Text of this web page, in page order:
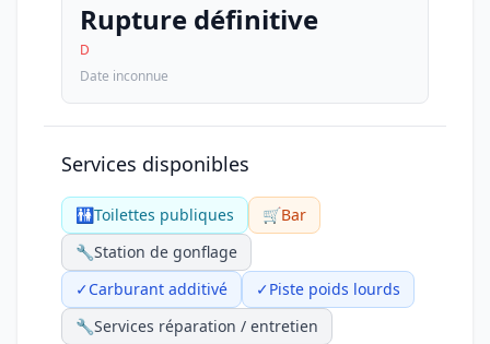
Rupture définitive
D
Date inconnue
Services disponibles
🚻Toilettes publiques 🛒Bar
🔧Station de gonflage
✓Carburant additivé ✓Piste poids lourds
🔧Services réparation / entretien